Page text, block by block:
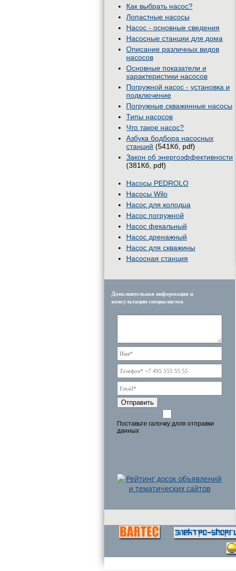
Как выбрать насос?
Лопастные насосы
Насос - основные сведения
Насосные станции для дома
Описание различных видов
насосов
Основные показатели и
характеристики насосов
Погружной насос - установка и
подключение
Погружные скважинные насосы
Типы насосов
Что такое насос?
Азбука бодбора насосных
станций (541Кб, pdf)
Закон об энергоэффективности
(381Кб, pdf)
Насосы PEDROLO
Насосы Wilo
Насос для колодца
Насос погружной
Насос фекальный
Насос дренажный
Насос для скважины
Насосная станция
Дополнительная информация и
консультации специалистов
Отправить
Поставьте галочку длля отправки
данных